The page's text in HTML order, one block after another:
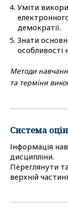
Уміти
демократії.
Знати
особливості
Методи
та терміни
Система
Інформація
дисципліни.
Переглянути
верхній